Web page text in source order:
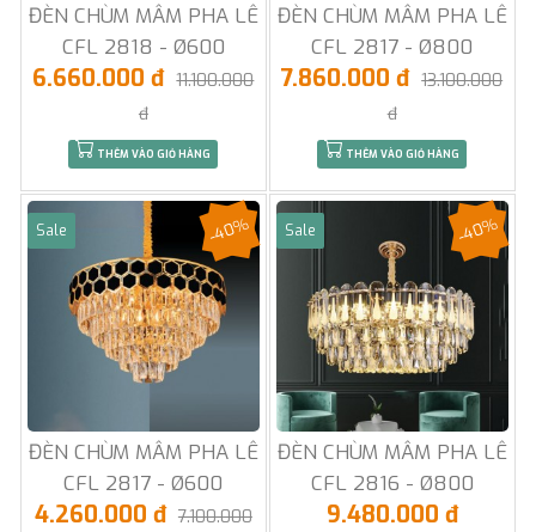
ĐÈN CHÙM MÂM PHA LÊ
CFL 2818 - Ø600
6.660.000 đ 11.100.000
đ
THÊM VÀO GIỎ HÀNG
ĐÈN CHÙM MÂM PHA LÊ
CFL 2817 - Ø800
7.860.000 đ 13.100.000
đ
THÊM VÀO GIỎ HÀNG
Sale
ĐÈN CHÙM MÂM PHA LÊ
CFL 2817 - Ø600
-40%
4.260.000 đ 7.100.000
Sale
ĐÈN CHÙM MÂM PHA LÊ
CFL 2816 - Ø800
-40%
9.480.000 đ